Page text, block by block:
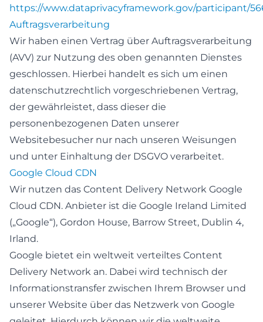
https://www.dataprivacyframework.gov/participant/
Auftragsverarbeitung
Wir haben einen Vertrag über Auftragsverarbeitung
(AVV) zur Nutzung des oben genannten Dienstes
geschlossen. Hierbei handelt es sich um einen
datenschutzrechtlich vorgeschriebenen Vertrag,
der gewährleistet, dass dieser die
personenbezogenen Daten unserer
Websitebesucher nur nach unseren Weisungen
und unter Einhaltung der DSGVO verarbeitet.
Google Cloud CDN
Wir nutzen das Content Delivery Network Google
Cloud CDN. Anbieter ist die Google Ireland Limited
(„Google“), Gordon House, Barrow Street, Dublin 4,
Irland.
Google bietet ein weltweit verteiltes Content
Delivery Network an. Dabei wird technisch der
Informationstransfer zwischen Ihrem Browser und
unserer Website über das Netzwerk von Google